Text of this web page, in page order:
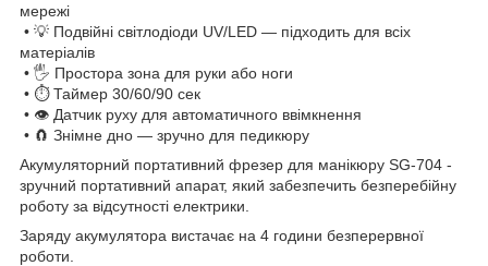
мережі
• 💡 Подвійні світлодіоди UV/LED — підходить для всіх
матеріалів
• 🖐️ Простора зона для руки або ноги
• ⏱️ Таймер 30/60/90 сек
• 👁️ Датчик руху для автоматичного ввімкнення
• 🧲 Знімне дно — зручно для педикюру
Акумуляторний портативний фрезер для манікюру SG-704 -
зручний портативний апарат, який забезпечить безперебійну
роботу за відсутності електрики.
Заряду акумулятора вистачає на 4 години безперервної
роботи.